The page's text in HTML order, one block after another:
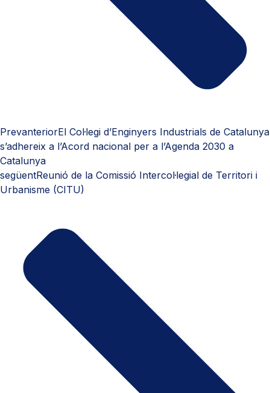
PrevanteriorEl Col·legi d’Enginyers Industrials de Catalunya
s’adhereix a l’Acord nacional per a l’Agenda 2030 a
Catalunya
següentReunió de la Comissió Intercol·legial de Territori i
Urbanisme (CITU)